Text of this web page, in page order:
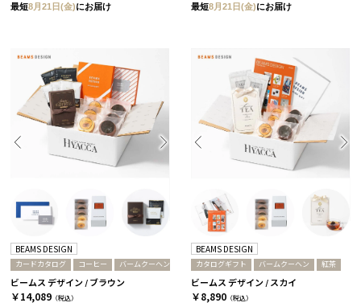
最短8月21日(金)にお届け 最短8月21日(金)にお届け
BEAMS DESIGN
カードカタログ コーヒー バームクーヘン
ビームス デザイン / ブラウン
￥14,089 （税込）
BEAMS DESIGN
カタログギフト バームクーヘン 紅茶
ビームス デザイン / スカイ
￥8,890 （税込）